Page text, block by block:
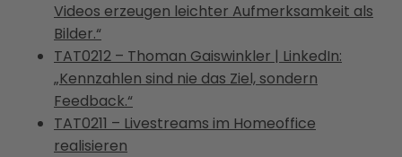
Videos erzeugen leichter Aufmerksamkeit als
Bilder.“
TAT0212 – Thoman Gaiswinkler | LinkedIn:
„Kennzahlen sind nie das Ziel, sondern
Feedback.“
TAT0211 – Livestreams im Homeoffice
realisieren